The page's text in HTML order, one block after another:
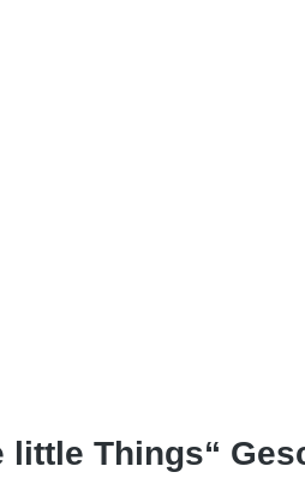
Things“